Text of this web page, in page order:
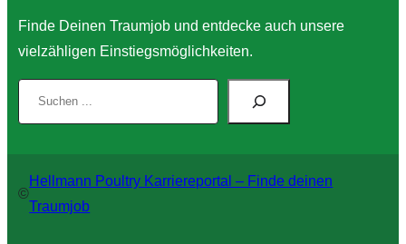
Finde Deinen Traumjob und entdecke auch unsere
vielzähligen Einstiegsmöglichkeiten.
e
©
Hellmann Poultry Karriereportal – Finde deinen
Traumjob